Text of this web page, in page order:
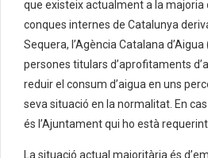
que existeix actualment a la majoria
conques internes de Catalunya
Sequera, l’Agència Catalana
persones titulars d’aprofitaments
reduir el consum d’aigua en uns
seva situació en la normalitat. En
és l’Ajuntament qui ho està
La situació actual majoritària és